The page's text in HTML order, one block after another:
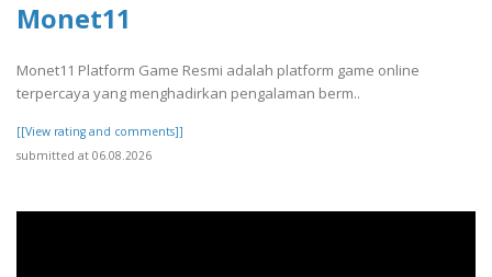
Monet11
Monet11 Platform Game Resmi adalah platform game online
terpercaya yang menghadirkan pengalaman berm..
[[View rating and comments]]
submitted at 06.08.2026